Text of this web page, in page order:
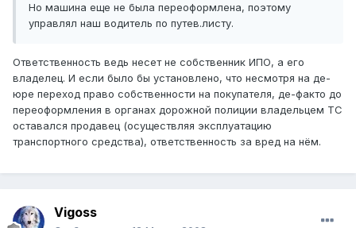
Но машина еще не была переоформлена, поэтому
управлял наш водитель по путев.листу.
Ответственность ведь несет не собственник ИПО, а его
владелец. И если было бы установлено, что несмотря на де-
юре переход право собственности на покупателя, де-факто до
переоформления в органах дорожной полиции владельцем ТС
оставался продавец (осуществляя эксплуатацию
транспортного средства), ответственность за вред на нём.
Vigoss